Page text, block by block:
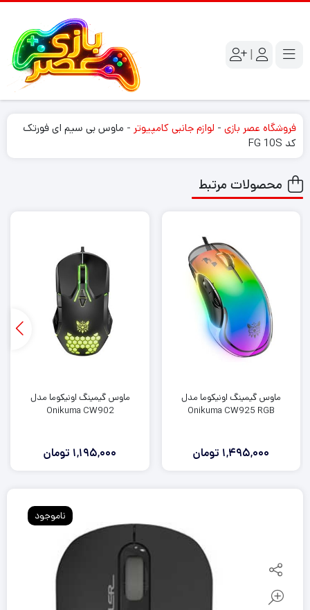
|
فروشگاه عصر بازی - لوازم جانبی کامپیوتر - ماوس بی سیم ای فورتک
کد FG 10S
محصولات مرتبط
ماوس گیمینگ اونیکوما مدل
Onikuma CW925 RGB
1,495,000 تومان
ماوس گیمینگ اونیکوما مدل
Onikuma CW902
1,195,000 تومان
ناموجود